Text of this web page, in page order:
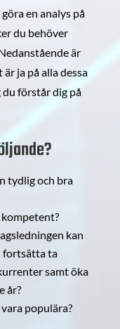
en analys på
du behöver
är
ja på alla dessa
förstår dig på
tydlig och bra
kan
fortsätta ta
samt öka
år?
populära?